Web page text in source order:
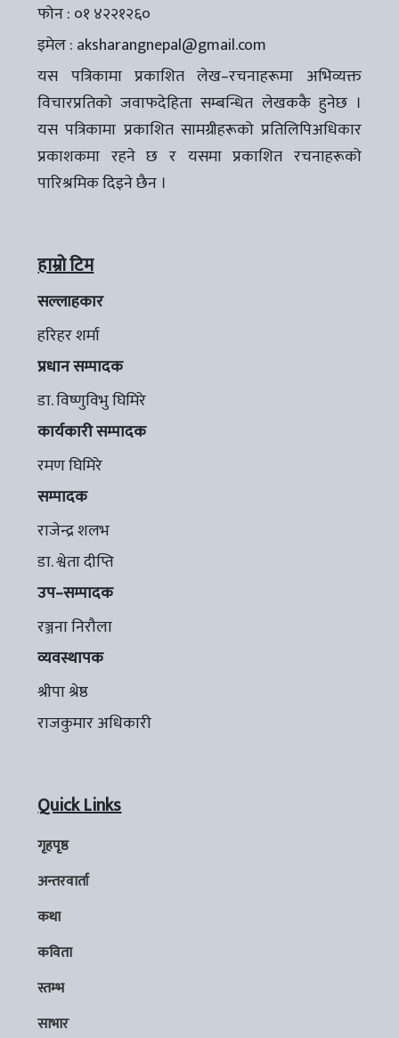
फोन : ०१ ४२२१२६०
इमेल : aksharangnepal@gmail.com
यस पत्रिकामा प्रकाशित लेख–रचनाहरूमा अभिव्यक्त
विचारप्रतिको जवाफदेहिता सम्बन्धित लेखककै हुनेछ ।
यस पत्रिकामा प्रकाशित सामग्रीहरूको प्रतिलिपिअधिकार
प्रकाशकमा रहने छ र यसमा प्रकाशित रचनाहरूको
पारिश्रमिक दिइने छैन ।
हाम्रो टिम
सल्लाहकार
हरिहर शर्मा
प्रधान सम्पादक
डा. विष्णुविभु घिमिरे
कार्यकारी सम्पादक
रमण घिमिरे
सम्पादक
राजेन्द्र शलभ
डा. श्वेता दीप्ति
उप–सम्पादक
रञ्जना निरौला
व्यवस्थापक
श्रीपा श्रेष्ठ
राजकुमार अधिकारी
Quick Links
गृहपृष्ठ
अन्तरवार्ता
कथा
कविता
स्तम्भ
साभार